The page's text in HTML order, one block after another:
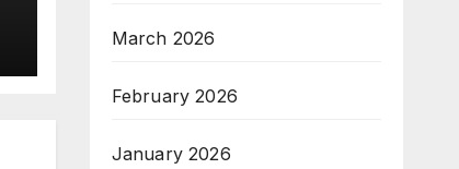
March 2026
February 2026
January 2026